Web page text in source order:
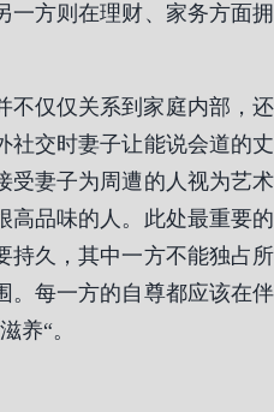
一方则在理财、家务方面拥
不仅仅关系到家庭内部，还
社交时妻子让能说会道的丈
受妻子为周遭的人视为艺术
高品味的人。此处最重要的
持久，其中一方不能独占所
。每一方的自尊都应该在伴
养“。